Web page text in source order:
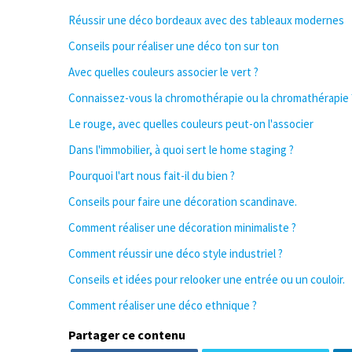
Réussir une déco bordeaux avec des tableaux modernes
Conseils pour réaliser une déco ton sur ton
Avec quelles couleurs associer le vert ?
Connaissez-vous la chromothérapie ou la chromathérapie
Le rouge, avec quelles couleurs peut-on l'associer
Dans l'immobilier, à quoi sert le home staging ?
Pourquoi l'art nous fait-il du bien ?
Conseils pour faire une décoration scandinave.
Comment réaliser une décoration minimaliste ?
Comment réussir une déco style industriel ?
Conseils et idées pour relooker une entrée ou un couloir.
Comment réaliser une déco ethnique ?
Partager ce contenu